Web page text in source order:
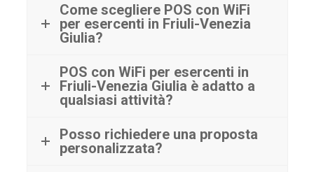
Come scegliere POS con WiFi
per esercenti in Friuli-Venezia
Giulia?
POS con WiFi per esercenti in
Friuli-Venezia Giulia è adatto a
qualsiasi attività?
Posso richiedere una proposta
personalizzata?